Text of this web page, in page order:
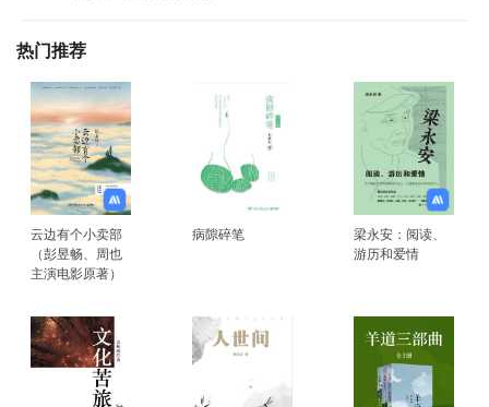
热门推荐
云边有个小卖部
（彭昱畅、周也
主演电影原著）
病隙碎笔
梁永安：阅读、
游历和爱情